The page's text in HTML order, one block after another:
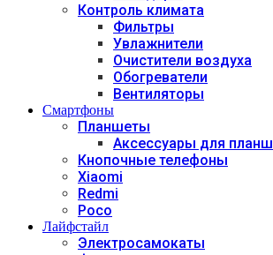
Контроль климата
Фильтры
Увлажнители
Очистители воздуха
Обогреватели
Вентиляторы
Смартфоны
Планшеты
Аксессуары для
Кнопочные телефоны
Xiaomi
Redmi
Poco
Лайфстайл
Электросамокаты